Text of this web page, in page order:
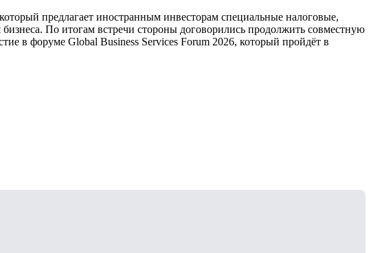
предлагает иностранным инвесторам специальные налоговые,
По итогам встречи стороны договорились продолжить совместную
в форуме Global Business Services Forum 2026, который пройдёт в